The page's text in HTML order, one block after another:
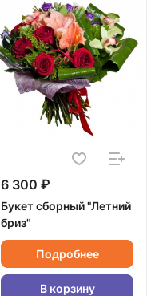
6 300 ₽
Букет сборный "Летний
бриз"
Подробнее
В корзину